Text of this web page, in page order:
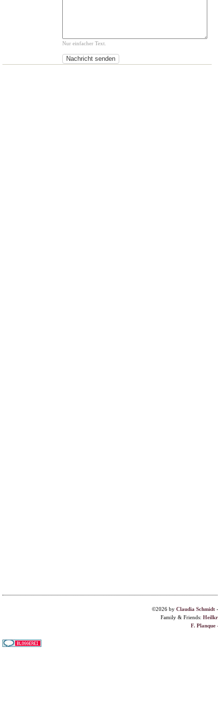
Nur einfacher Text.
©2026 by Claudia Schmidt
Family & Friends:
F. Planque